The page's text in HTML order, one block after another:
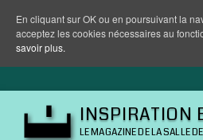
INSPIRATION
LE MAGAZINE DE LA SALLE
En cliquant sur OK ou en poursuivant la
acceptez les cookies nécessaires au
savoir plus.